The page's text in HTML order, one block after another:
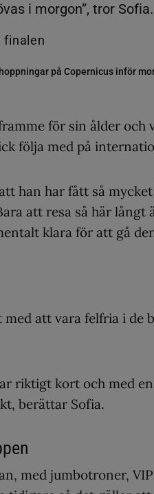
i morgon”, tror Sofia.
på Copernicus inför
för sin ålder och
följa med på
han har fått så
att resa så här
klara för att gå
att vara felfria i de
riktigt kort och med
berättar Sofia.
med jumbotroner,